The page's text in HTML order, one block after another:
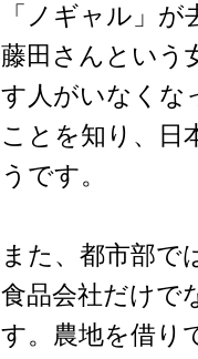
「ノギャル」
藤田さんという
す人がいなくな
ことを知り、日
うです。
また、都市部で
食品会社だけで
す。農地を借り